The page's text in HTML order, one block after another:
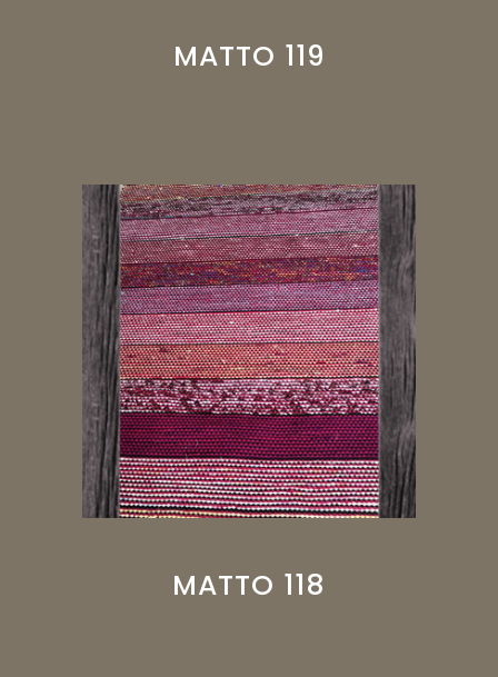
MATTO 119
MATTO 118